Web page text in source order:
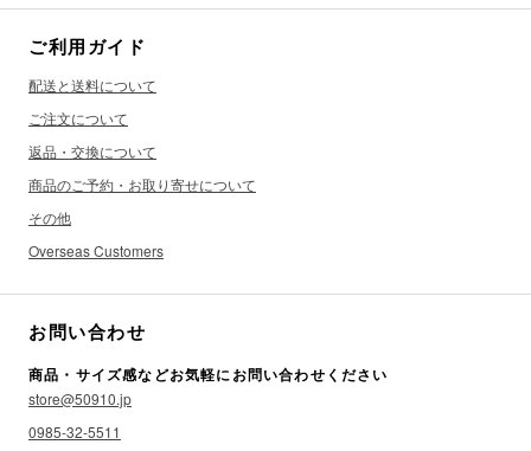
ご利用ガイド
配送と送料について
ご注文について
返品・交換について
商品のご予約・お取り寄せについて
その他
Overseas Customers
お問い合わせ
商品・サイズ感などお気軽にお問い合わせください
store@50910.jp
0985-32-5511